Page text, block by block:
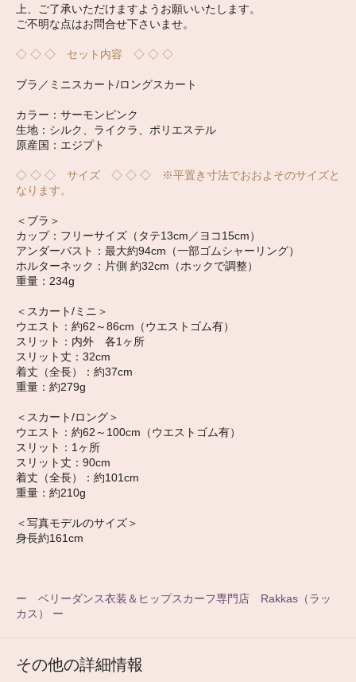
上、ご了承いただけますようお願いいたします。
ご不明な点はお問合せ下さいませ。
◇ ◇ ◇ セット内容 ◇ ◇ ◇
ブラ／ミニスカート/ロングスカート
カラー：サーモンピンク
生地：シルク、ライクラ、ポリエステル
原産国：エジプト
◇ ◇ ◇ サイズ ◇ ◇ ◇ ※平置き寸法でおおよそのサイズと
なります。
＜ブラ＞
カップ：フリーサイズ（タテ13cm／ヨコ15cm）
アンダーバスト：最大約94cm（一部ゴムシャーリング）
ホルターネック：片側 約32cm（ホックで調整）
重量：234g
＜スカート/ミニ＞
ウエスト：約62～86cm（ウエストゴム有）
スリット：内外 各1ヶ所
スリット丈：32cm
着丈（全長）：約37cm
重量：約279g
＜スカート/ロング＞
ウエスト：約62～100cm（ウエストゴム有）
スリット：1ヶ所
スリット丈：90cm
着丈（全長）：約101cm
重量：約210g
＜写真モデルのサイズ＞
身長約161cm
ー ベリーダンス衣装＆ヒップスカーフ専門店 Rakkas（ラッ
カス） ー
その他の詳細情報